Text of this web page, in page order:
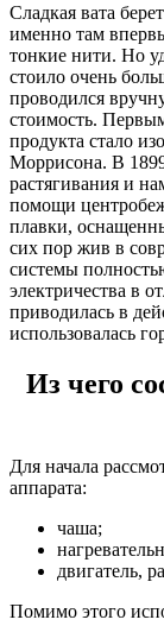
Сладкая вата
именно там
тонкие нити. Но
стоило очень
проводился
стоимость.
продукта стало
Моррисона. В
растягивания и
помощи
плавки,
сих пор жив в
системы
электричества в
приводилась в
использовалась
Из чего
Для начала
аппарата:
чаша;
двигатель,
Помимо этого